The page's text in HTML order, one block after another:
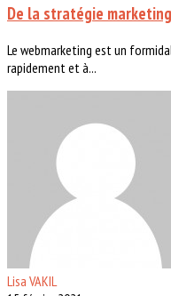
De la stratégie
Le webmarketing est un
rapidement et à...
Lisa VAKIL